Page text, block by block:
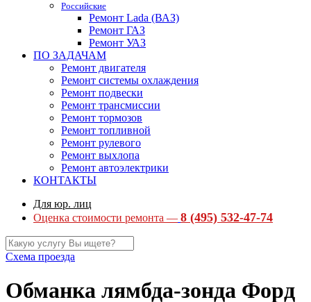
Российские
Ремонт Lada (ВАЗ)
Ремонт ГАЗ
Ремонт УАЗ
ПО ЗАДАЧАМ
Ремонт двигателя
Ремонт системы охлаждения
Ремонт подвески
Ремонт трансмиссии
Ремонт тормозов
Ремонт топливной
Ремонт рулевого
Ремонт выхлопа
Ремонт автоэлектрики
КОНТАКТЫ
Для юр. лиц
Оценка стоимости ремонта — 8 (495) 532-47-74
Схема проезда
Обманка лямбда-зонда Форд